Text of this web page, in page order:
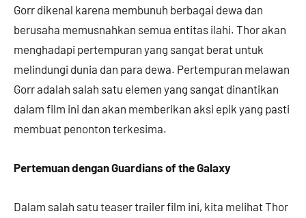
Gorr dikenal karena membunuh berbagai dewa dan
berusaha memusnahkan semua entitas ilahi. Thor akan
menghadapi pertempuran yang sangat berat untuk
melindungi dunia dan para dewa. Pertempuran melawan
Gorr adalah salah satu elemen yang sangat dinantikan
dalam film ini dan akan memberikan aksi epik yang pasti
membuat penonton terkesima.
Pertemuan dengan Guardians of the Galaxy
Dalam salah satu teaser trailer film ini, kita melihat Thor